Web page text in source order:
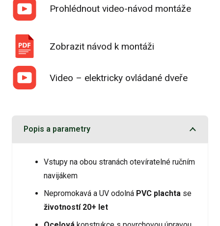
Prohlédnout video-návod montáže
Zobrazit návod k montáži
Video – elektricky ovládané dveře
Popis a parametry
Vstupy na obou stranách otevíratelné ručním
navijákem
Nepromokavá a UV odolná PVC plachta se
životností 20+ let